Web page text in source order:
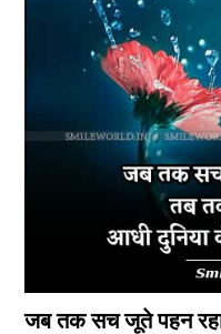
जब तक सच जूते पहन